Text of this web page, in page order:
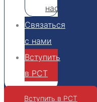
нас
Связаться
с нами
Вступить
в РСТ
Вступить в РСТ